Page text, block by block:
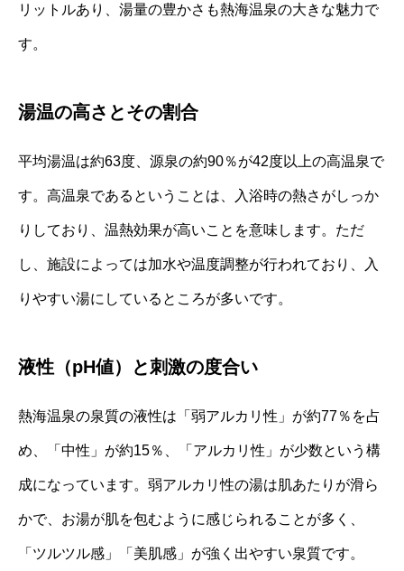
リットルあり、湯量の豊かさも熱海温泉の大きな魅力で
す。
湯温の高さとその割合
平均湯温は約63度、源泉の約90％が42度以上の高温泉で
す。高温泉であるということは、入浴時の熱さがしっか
りしており、温熱効果が高いことを意味します。ただ
し、施設によっては加水や温度調整が行われており、入
りやすい湯にしているところが多いです。
液性（pH値）と刺激の度合い
熱海温泉の泉質の液性は「弱アルカリ性」が約77％を占
め、「中性」が約15％、「アルカリ性」が少数という構
成になっています。弱アルカリ性の湯は肌あたりが滑ら
かで、お湯が肌を包むように感じられることが多く、
「ツルツル感」「美肌感」が強く出やすい泉質です。